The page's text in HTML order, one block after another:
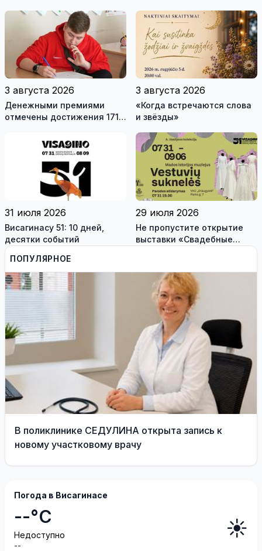
международные
антитеррористические
учения «Baltic Shadow»
3 августа 2026
Денежными премиями
отмечены достижения 171
трех педагогов
3 августа 2026
«Когда встречаются слова
и звёзды»
31 июля 2026
Висагинасу 51: 10 дней,
десятки событий
29 июля 2026
Не пропустите открытие
выставки «Свадебные
платья» и лекцию историка
Васильева!
ПОПУЛЯРНОЕ
В поликлинике СЕДУЛИНА открыта запись к
новому участковому врачу
Погода в Висагинасе
--°C
Недоступно
--
☀️